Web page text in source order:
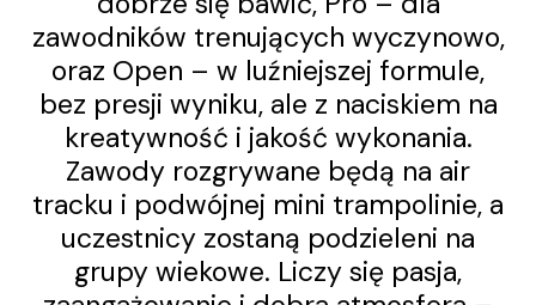
zawodników trenujących wyczynowo,
oraz Open – w luźniejszej formule,
bez presji wyniku, ale z naciskiem na
kreatywność i jakość wykonania.
Zawody rozgrywane będą na air
tracku i podwójnej mini trampolinie, a
uczestnicy zostaną podzieleni na
grupy wiekowe. Liczy się pasja,